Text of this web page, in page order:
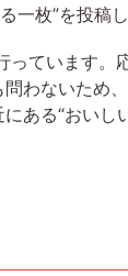
枚”を投稿し
ています。
わないため
ある“おいし